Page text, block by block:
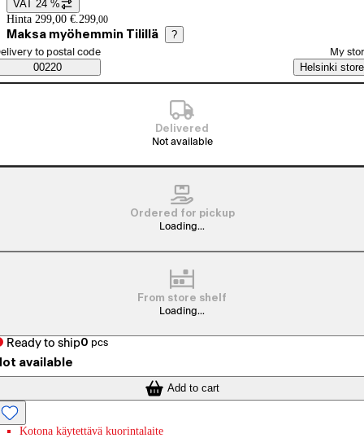
Price details
VAT 24 %
Hinta 299,00 €. 299,00
Maksa myöhemmin Tilillä ?
Saatavuustiedot
order method
to postal code
00220
My
Helsinki store
Delivered
Not available
Ordered for pickup
Loading...
From store shelf
Loading...
Ready to ship0 pcs
available
Add to cart
Kotona käytettävä kuorintalaite